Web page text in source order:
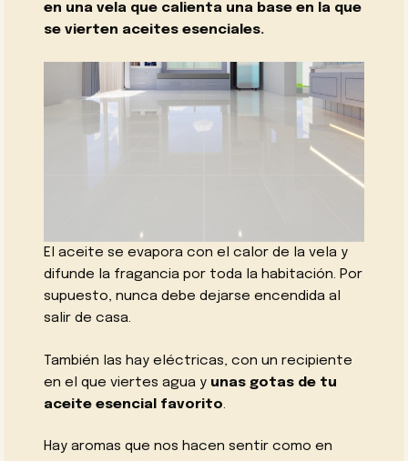
en una vela que calienta una base en la que
se vierten aceites esenciales.
El aceite se evapora con el calor de la vela y
difunde la fragancia por toda la habitación. Por
supuesto, nunca debe dejarse encendida al
salir de casa.
También las hay eléctricas, con un recipiente
en el que viertes agua y unas gotas de tu
aceite esencial favorito.
Hay aromas que nos hacen sentir como en